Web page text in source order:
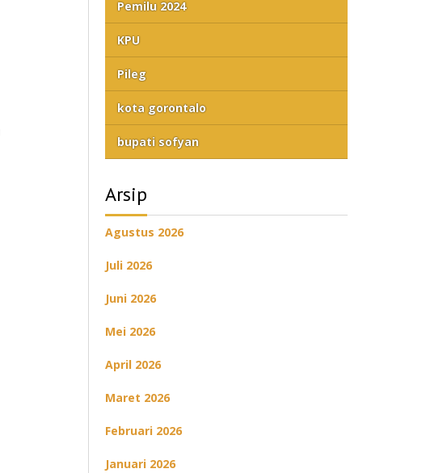
Pemilu 2024
KPU
Pileg
kota gorontalo
bupati sofyan
Arsip
Agustus 2026
Juli 2026
Juni 2026
Mei 2026
April 2026
Maret 2026
Februari 2026
Januari 2026